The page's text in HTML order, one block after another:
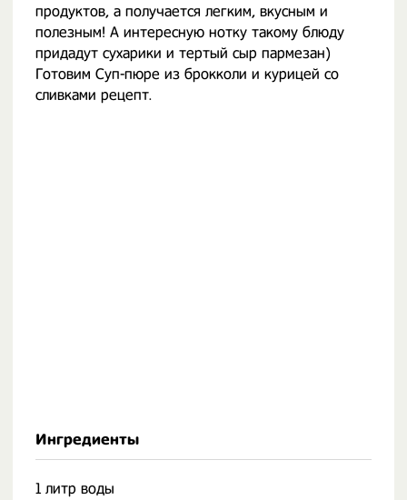
продуктов, а получается легким, вкусным и
полезным! А интересную нотку такому блюду
придадут сухарики и тертый сыр пармезан)
Готовим Суп-пюре из брокколи и курицей со
сливками рецепт.
Ингредиенты
1 литр воды